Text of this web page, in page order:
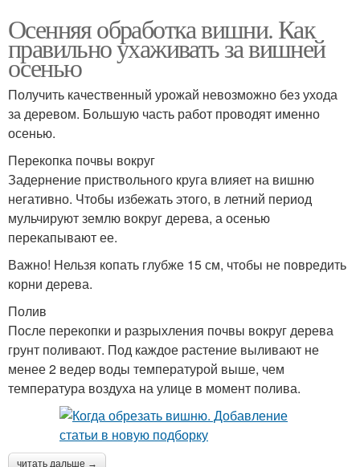
Осенняя обработка вишни. Как
правильно ухаживать за вишней
осенью
Получить качественный урожай невозможно без ухода
за деревом. Большую часть работ проводят именно
осенью.
Перекопка почвы вокруг
Задернение приствольного круга влияет на вишню
негативно. Чтобы избежать этого, в летний период
мульчируют землю вокруг дерева, а осенью
перекапывают ее.
Важно! Нельзя копать глубже 15 см, чтобы не повредить
корни дерева.
Полив
После перекопки и разрыхления почвы вокруг дерева
грунт поливают. Под каждое растение выливают не
менее 2 ведер воды температурой выше, чем
температура воздуха на улице в момент полива.
читать дальше →